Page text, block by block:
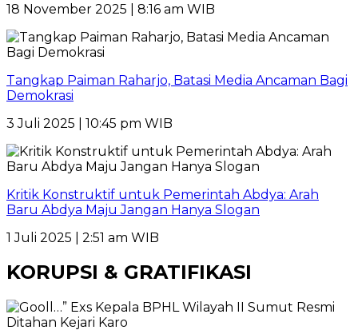
18 November 2025 | 8:16 am WIB
Tangkap Paiman Raharjo, Batasi Media Ancaman Bagi
Demokrasi
3 Juli 2025 | 10:45 pm WIB
Kritik Konstruktif untuk Pemerintah Abdya: Arah
Baru Abdya Maju Jangan Hanya Slogan
1 Juli 2025 | 2:51 am WIB
KORUPSI & GRATIFIKASI